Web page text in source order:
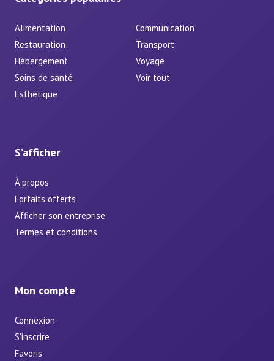
Alimentation
Communication
Restauration
Transport
Hébergement
Voyage
Soins de santé
Voir tout
Esthétique
S’afficher
À propos
Forfaits offerts
Afficher son entreprise
Termes et conditions
Mon compte
Connexion
S’inscrire
Favoris